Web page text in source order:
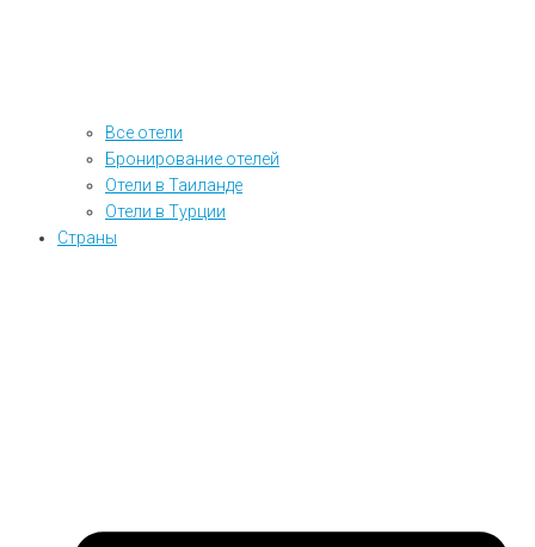
Все отели
Бронирование отелей
Отели в Таиланде
Отели в Турции
Страны